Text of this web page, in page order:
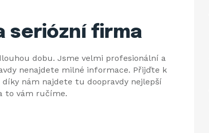
seriózní firma
dobu. Jsme velmi profesionální a
nenajdete milné informace. Přijďte k
nám najdete tu doopravdy nejlepší
to vám ručíme.